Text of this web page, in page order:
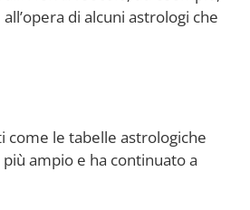
di alcuni astrologi che
come le tabelle astrologiche
ampio e ha continuato a